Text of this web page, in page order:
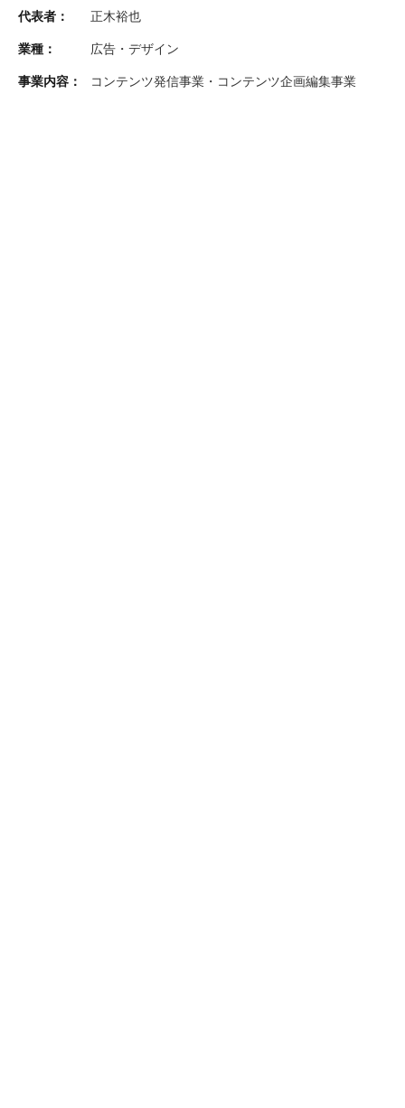
代表者： 正木裕也
業種： 広告・デザイン
事業内容： コンテンツ発信事業・コンテンツ企画編集事業